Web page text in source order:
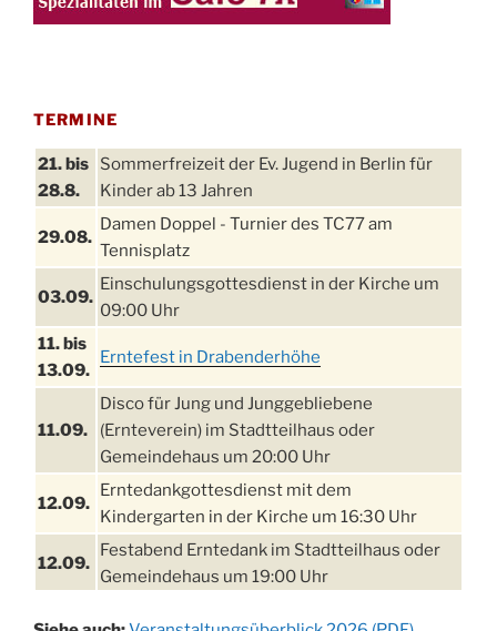
TERMINE
21. bis
28.8.
Sommerfreizeit der Ev. Jugend in Berlin für
Kinder ab 13 Jahren
29.08.
Damen Doppel - Turnier des TC77 am
Tennisplatz
03.09.
Einschulungsgottesdienst in der Kirche um
09:00 Uhr
11. bis
13.09.
Erntefest in Drabenderhöhe
11.09.
Disco für Jung und Junggebliebene
(Ernteverein) im Stadtteilhaus oder
Gemeindehaus um 20:00 Uhr
12.09.
Erntedankgottesdienst mit dem
Kindergarten in der Kirche um 16:30 Uhr
12.09.
Festabend Erntedank im Stadtteilhaus oder
Gemeindehaus um 19:00 Uhr
13.09.